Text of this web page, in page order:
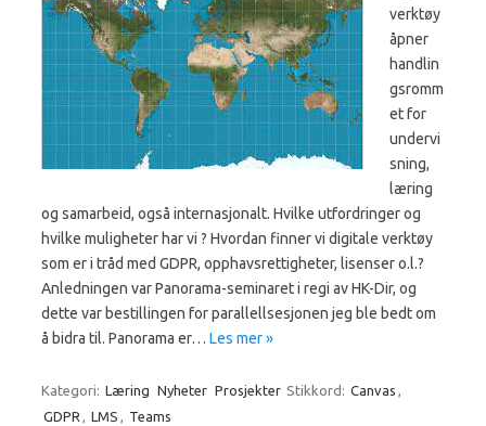
verktøy
åpner
handlin
gsromm
et for
undervi
sning,
læring
og samarbeid, også internasjonalt. Hvilke utfordringer og
hvilke muligheter har vi ? Hvordan finner vi digitale verktøy
som er i tråd med GDPR, opphavsrettigheter, lisenser o.l.?
Anledningen var Panorama-seminaret i regi av HK-Dir, og
dette var bestillingen for parallellsesjonen jeg ble bedt om
å bidra til. Panorama er… Les mer »
Kategori: Læring Nyheter Prosjekter Stikkord: Canvas ,
GDPR , LMS , Teams